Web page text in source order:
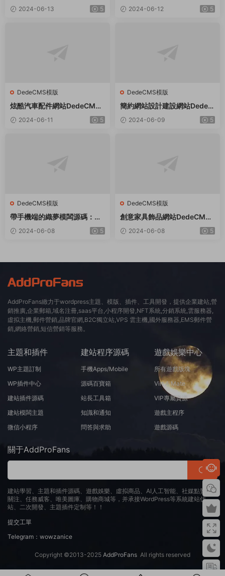
織夢模闆
2024-06-13 5
織夢模闆
2024-06-12 5
DedeCMS模版
炫酷汽車配件網站DedeCMS
織夢模闆
2024-06-11 5
DedeCMS模版
簡約網站設計建設網站Dede織
夢模闆2024-06-09 5
DedeCMS模版
帶手機端的織夢模闆源碼：适
用于社會福利院、養老院等領
域
2024-06-08 5
DedeCMS模版
創意家具飾品網站DedeCMS
織夢模闆
2024-06-08 5
AddProFans緻力于wordpress主題、模版、插件、工具開發，提供企業建站,營
銷推廣,企業郵箱,域名注冊,saas平台,小程序開發,NFT系統,分銷系統,雲服務器,
虛拟主機,郵件營銷,品牌官網,B2C獨立站,VPS 雲主機,國外服務器,EMS郵件營
銷,網絡營銷,短信營銷等服務。
主題和插件
WP主題訂制
WP插件中心
建站插件源碼
建站模闆主題
微信小程序
建站程序源碼
手機Apps/Mobile
源碼百寶箱
站長工具箱
知識和通知
問答與求助
遊戲娛樂中心
所有遊戲版塊
Virt A Mate
VIP專屬資源
遊戲主程序
遊戲源碼
關于AddProFans
建站學習、主題和插件源碼、遊戲娛樂、虛拟商品、AI人工智能、社媒點贊、
關注、任務威客、唯美圖庫、購物商城等，并承接WordPress等系統建站仿
站、二次開發、主題插件定制等！！
提交工單
Telegram：wowzanice
Copyright ©2013-2025 AddProFans All rights reserved